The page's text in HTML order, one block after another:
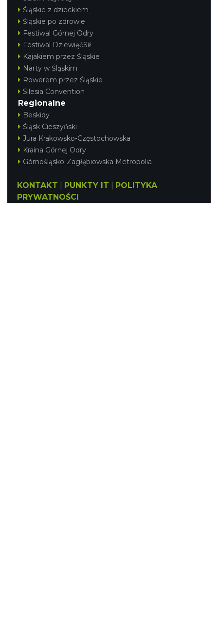
Śląskie z dzieckiem
Śląskie po zdrowie
Festiwal Górnej Odry
Festiwal DziewięćSił
Kajakiem przez Śląskie
Narty w Śląskim
Rowerem przez Śląskie
Silesia Convention
Regionalne
Beskidy
Śląsk Cieszyński
Jura Krakowsko-Częstochowska
Kraina Górnej Odry
Górnośląsko-Zagłębiowska Metropolia
KONTAKT PUNKTY IT
POLITYKA
PRYWATNOŚCI